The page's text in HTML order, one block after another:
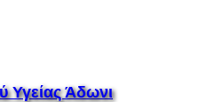
Υγείας Άδωνι